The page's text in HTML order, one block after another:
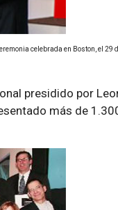
celebrada en Boston, el 29
presidido por
más de